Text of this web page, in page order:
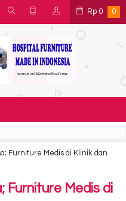
Rp 0 0
Furniture Medis di Klinik dan
Furniture Medis di